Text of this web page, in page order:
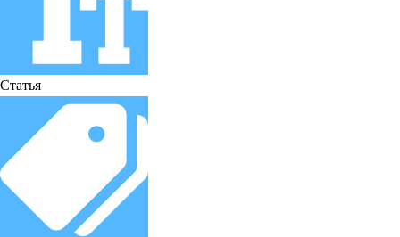
Статья